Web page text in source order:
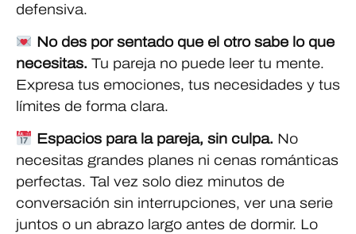
defensiva.
No des por sentado que el otro sabe lo que
necesitas. Tu pareja no puede leer tu mente.
Expresa tus emociones, tus necesidades y tus
límites de forma clara.
Espacios para la pareja, sin culpa. No
necesitas grandes planes ni cenas románticas
perfectas. Tal vez solo diez minutos de
conversación sin interrupciones, ver una serie
juntos o un abrazo largo antes de dormir. Lo